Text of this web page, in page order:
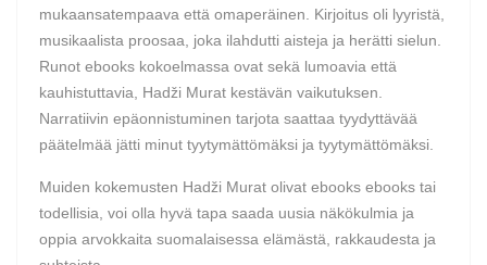
mukaansatempaava että omaperäinen. Kirjoitus oli lyyristä,
musikaalista proosaa, joka ilahdutti aisteja ja herätti sielun.
Runot ebooks kokoelmassa ovat sekä lumoavia että
kauhistuttavia, Hadži Murat kestävän vaikutuksen.
Narratiivin epäonnistuminen tarjota saattaa tyydyttävää
päätelmää jätti minut tyytymättömäksi ja tyytymättömäksi.
Muiden kokemusten Hadži Murat olivat ebooks ebooks tai
todellisia, voi olla hyvä tapa saada uusia näkökulmia ja
oppia arvokkaita suomalaisessa elämästä, rakkaudesta ja